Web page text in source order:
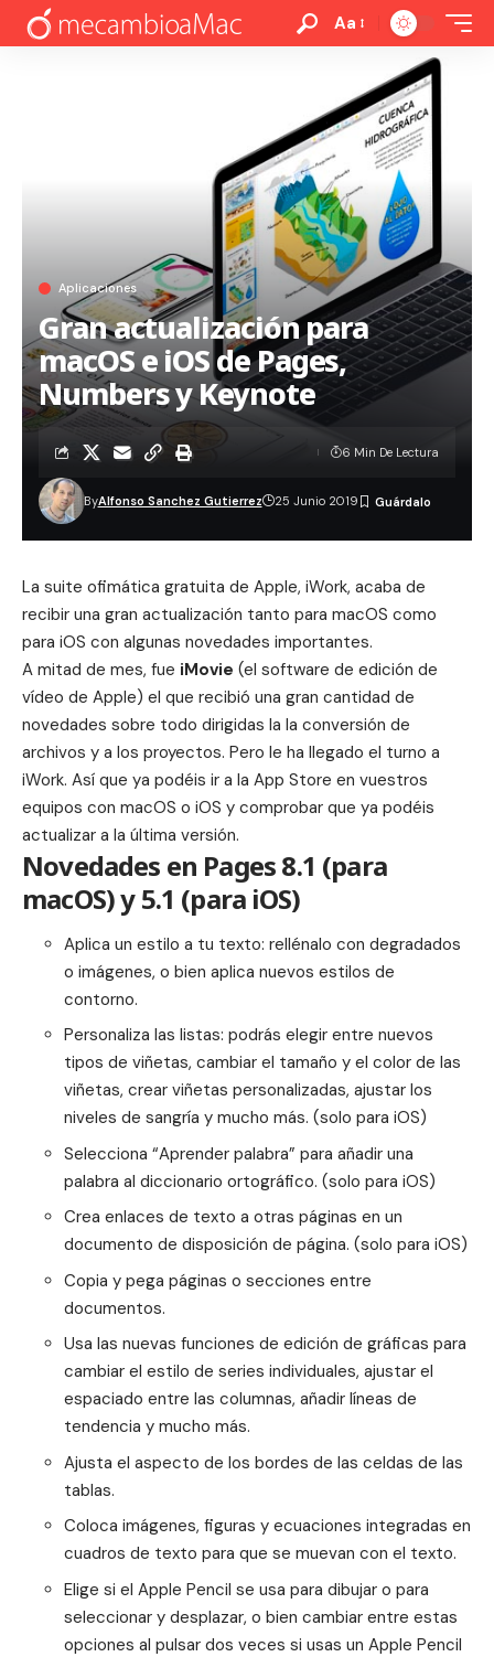
Aa
Aplicaciones
Gran actualización para
macOS e iOS de Pages,
Numbers y Keynote
ByAlfonso Sanchez Gutierrez 25 Junio 2019
6 Min De Lectura
La suite ofimática gratuita de Apple, iWork, acaba de
recibir una gran actualización tanto para macOS como
para iOS con algunas novedades importantes.
A mitad de mes, fue iMovie (el software de edición de
vídeo de Apple) el que recibió una gran cantidad de
novedades sobre todo dirigidas la la conversión de
archivos y a los proyectos. Pero le ha llegado el turno a
iWork. Así que ya podéis ir a la App Store en vuestros
equipos con macOS o iOS y comprobar que ya podéis
actualizar a la última versión.
Novedades en Pages 8.1 (para
macOS) y 5.1 (para iOS)
Aplica un estilo a tu texto: rellénalo con degradados
o imágenes, o bien aplica nuevos estilos de
contorno.
Personaliza las listas: podrás elegir entre nuevos
tipos de viñetas, cambiar el tamaño y el color de las
viñetas, crear viñetas personalizadas, ajustar los
niveles de sangría y mucho más. (solo para iOS)
Selecciona “Aprender palabra” para añadir una
palabra al diccionario ortográfico. (solo para iOS)
Crea enlaces de texto a otras páginas en un
documento de disposición de página. (solo para iOS)
Copia y pega páginas o secciones entre
documentos.
Usa las nuevas funciones de edición de gráficas para
cambiar el estilo de series individuales, ajustar el
espaciado entre las columnas, añadir líneas de
tendencia y mucho más.
Ajusta el aspecto de los bordes de las celdas de las
tablas.
Coloca imágenes, figuras y ecuaciones integradas en
cuadros de texto para que se muevan con el texto.
Elige si el Apple Pencil se usa para dibujar o para
seleccionar y desplazar, o bien cambiar entre estas
opciones al pulsar dos veces si usas un Apple Pencil